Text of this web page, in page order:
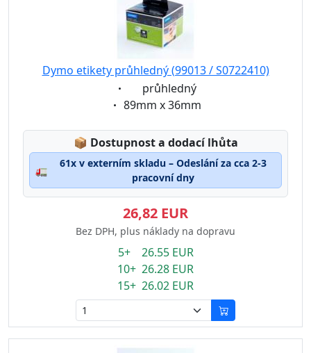
Dymo etikety průhledný (99013 / S0722410)
Eigenschaft:
průhledný
Eigenschaft:
89mm x 36mm
📦 Lagerstatus:
Dostupnost a dodací lhůta
🚛
61x v externím skladu – Odeslání za cca 2-3
pracovní dny
26,82 EUR
Bez DPH, plus náklady na dopravu
5+ 26.55 EUR
10+ 26.28 EUR
15+ 26.02 EUR